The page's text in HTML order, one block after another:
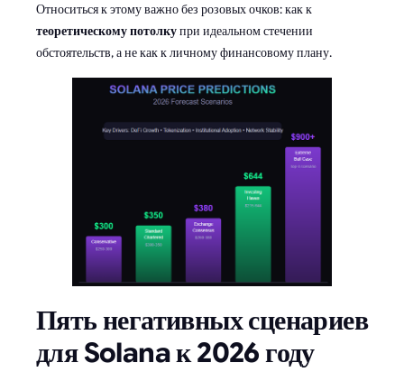
Относиться к этому важно без розовых очков: как к
теоретическому потолкупри идеальном стечении
обстоятельств, а не как к личному финансовому плану.
Пять негативных сценариев
для Solana к 2026 году